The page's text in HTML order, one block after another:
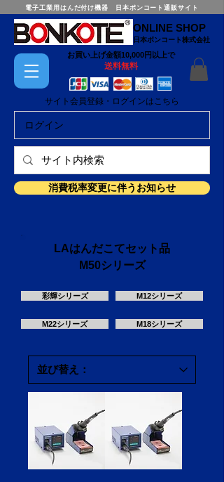
電子工業用はんだ付け機器 日本ボンコート通販サイト
ONLINE SHOP
日本ボンコート株式会社
お買い上げ金額10,000円以上で
送料無料
サイト会員登録・ログインはこちら
ログイン
消費税率変更に伴うお知らせ
LAはんだこてセット品
M50シリーズ
彩輝シリーズ M12シリーズ
M22シリーズ M18シリーズ